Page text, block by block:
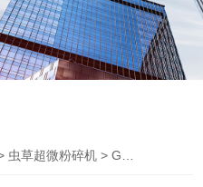
虫草超微粉碎机 > GMP虫草超微粉碎机